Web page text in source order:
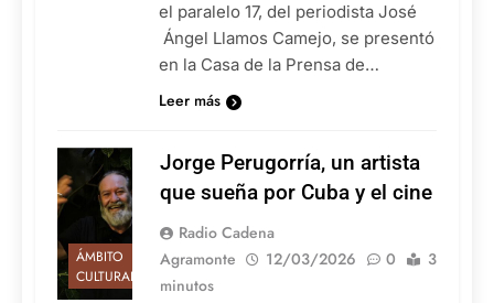
el paralelo 17, del periodista José
Ángel Llamos Camejo, se presentó
en la Casa de la Prensa de…
Leer más
ÁMBITO
CULTURAL
Jorge Perugorría, un artista
que sueña por Cuba y el cine
Radio Cadena
Agramonte
12/03/2026 0
3
minutos